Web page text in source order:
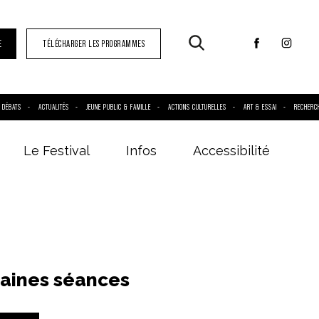
TÉLÉCHARGER LES PROGRAMMES
DÉBATS ACTUALITÉS JEUNE PUBLIC & FAMILLE ACTIONS CULTURELLES ART & ESSAI
Le Festival Infos Accessibilité
séances